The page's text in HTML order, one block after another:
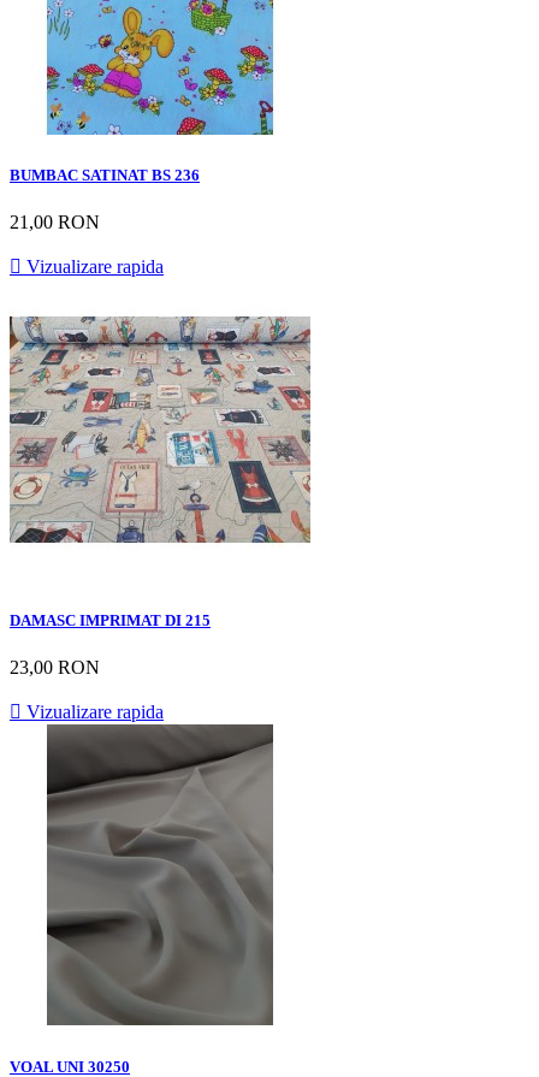
BUMBAC SATINAT BS 236
21,00 RON
 Vizualizare rapida
DAMASC IMPRIMAT DI 215
23,00 RON
 Vizualizare rapida
VOAL UNI 30250